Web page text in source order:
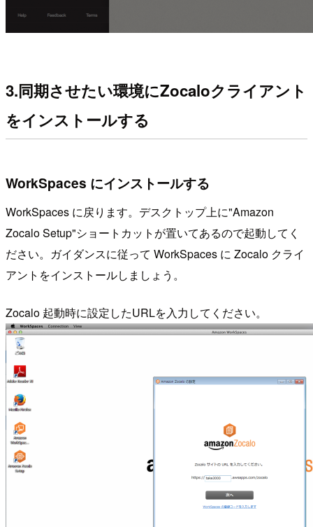
3.同期させたい環境にZocaloクライアント
をインストールする
WorkSpaces にインストールする
WorkSpaces に戻ります。デスクトップ上に"Amazon
Zocalo Setup"ショートカットが置いてあるので起動してく
ださい。ガイダンスに従って WorkSpaces に Zocalo クライ
アントをインストールしましょう。
Zocalo 起動時に設定したURLを入力してください。